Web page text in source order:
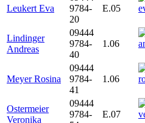
Leukert Eva
9784-
20
E.05
Lindinger
Andreas
09444
9784-
40
1.06
Meyer Rosina
09444
9784-
41
1.06
Ostermeier
Veronika
09444
9784-
E.07